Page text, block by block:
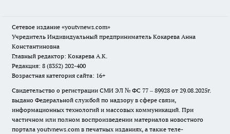
Сетевое издание «youtvnews.com»
Учредитель Индивидуальный предприниматель Кокарева Анна
Константиновна
Главный редактор: Кокарева А.К.
Редакция: 8 (8352) 202-400
Возрастная категория сайта: 16+
Свидетельство о регистрации СМИ ЭЛ № ФС 77 – 89928 от 29.08.2025г.
выдано Федеральной службой по надзору в сфере связи,
информационных технологий и массовых коммуникаций. При
частичном или полном воспроизведении материалов новостного
портала youtvnews.com в печатных изданиях, а также теле-